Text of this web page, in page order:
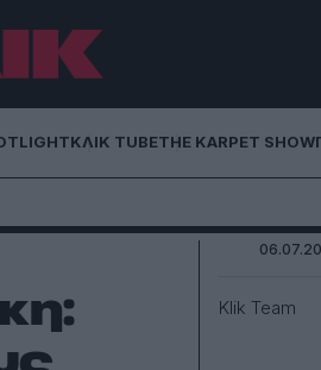
ΚΛΙΚ TUBETHE KARPET SHOW
Klik Team